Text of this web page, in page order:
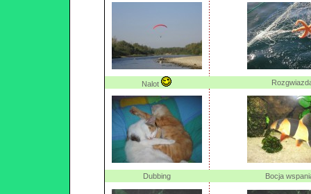
Nalot
Dubbing Bocja